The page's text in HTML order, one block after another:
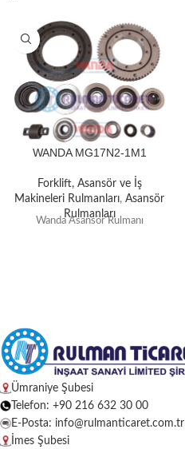
WANDA MG17N2-1M1
Forklift, Asansör ve İş
Makineleri Rulmanları, Asansör
Rulmanları
Wanda Asansör Rulmanı
Ümraniye Şubesi
Telefon: +90 216 632 30 00
E-Posta: info@rulmanticaret.com.tr
İmes Şubesi